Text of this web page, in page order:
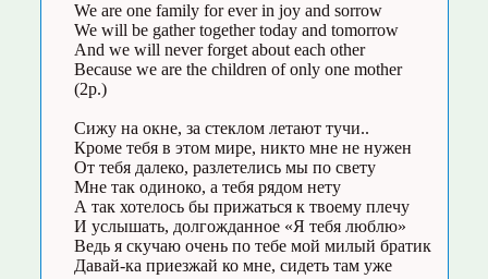
We are one family for ever in joy and sorrow
We will be gather together today and tomorrow
And we will never forget about each other
Because we are the children of only one mother
(2р.)
Сижу на окне, за стеклом летают тучи..
Кроме тебя в этом мире, никто мне не нужен
От тебя далеко, разлетелись мы по свету
Мне так одиноко, а тебя рядом нету
А так хотелось бы прижаться к твоему плечу
И услышать, долгожданное «Я тебя люблю»
Ведь я скучаю очень по тебе мой милый братик
Давай-ка приезжай ко мне, сидеть там уже